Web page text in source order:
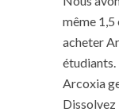
même 1,5
acheter
étudiants.
Arcoxia
Dissolvez